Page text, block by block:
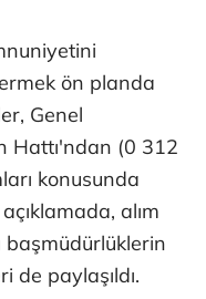
ön planda
Genel
Hattı'ndan (0 312
konusunda
alım
başmüdürlüklerin
de paylaşıldı.